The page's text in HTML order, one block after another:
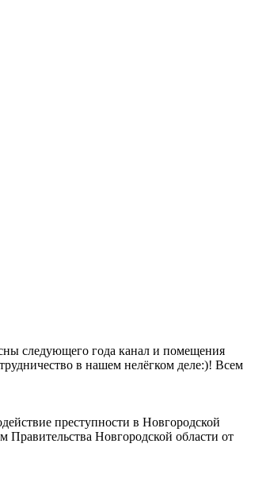
следующего года канал и помещения
в нашем нелёгком деле:)! Всем
преступности в Новгородской
Правительства Новгородской области от